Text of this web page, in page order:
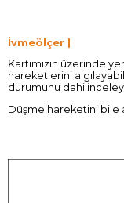
İvmeölçer |
Kartımızın üzerinde
hareketlerini
durumunu dahi
Düşme hareketini bile